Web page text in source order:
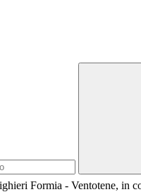
Formia - Ventotene,